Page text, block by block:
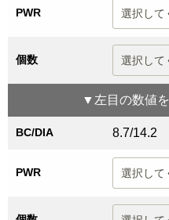
PWR
個数
▼ 左目 の数値
BC/DIA 8.7/14.2
PWR